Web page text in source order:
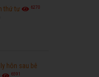
thứ tư 6270
hôn sau bê
6591